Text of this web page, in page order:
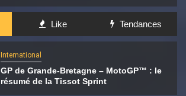
Like Tendances
International
GP de Grande-Bretagne – MotoGP™ : le
résumé de la Tissot Sprint